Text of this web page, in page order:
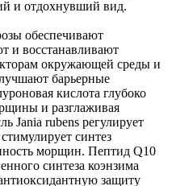
и отдохнувший вид.
обеспечивают
и восстанавливают
окружающей среды и
барьерные
кислота глубоко
и разглаживая
Jania rubens регулирует
синтез
морщин. Пептид Q10
синтеза коэнзима
защиту